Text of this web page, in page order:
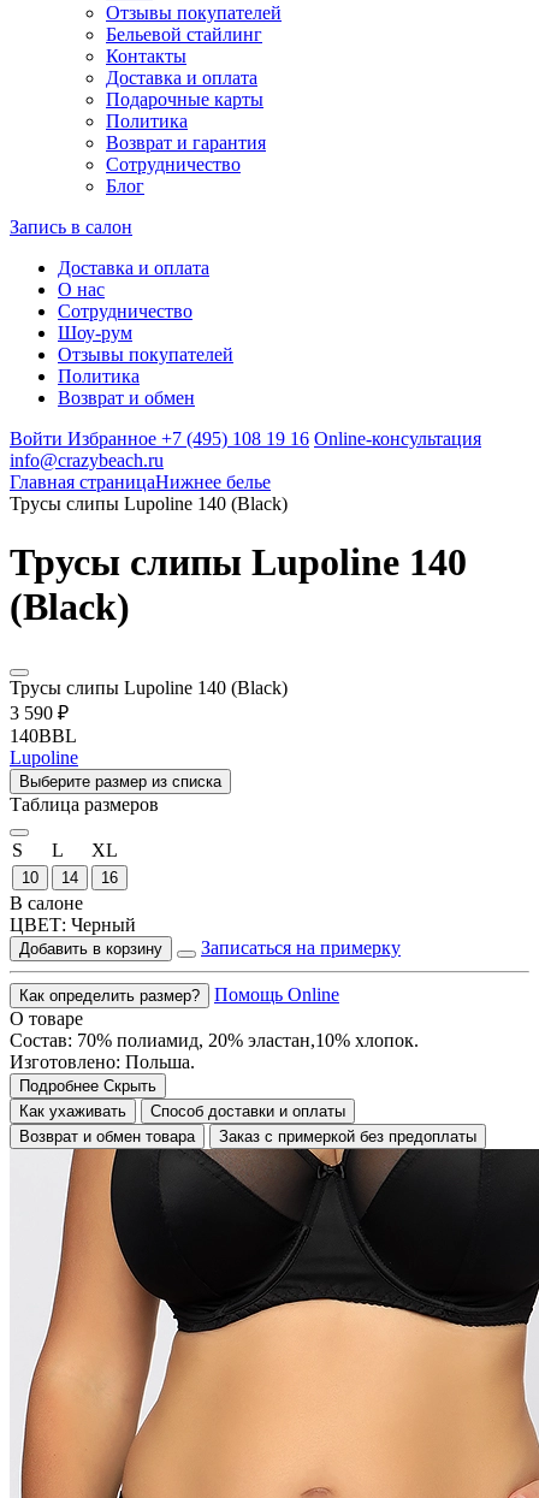
Отзывы покупателей
Бельевой стайлинг
Контакты
Доставка и оплата
Подарочные карты
Политика
Возврат и гарантия
Сотрудничество
Блог
Запись в салон
Доставка и оплата
О нас
Сотрудничество
Шоу-рум
Отзывы покупателей
Политика
Возврат и обмен
Войти Избранное +7 (495) 108 19 16 Online-консультация
info@crazybeach.ru
Главная страницаНижнее белье
Трусы слипы Lupoline 140 (Black)
Трусы слипы Lupoline 140
(Black)
Трусы слипы Lupoline 140 (Black)
3 590 ₽
140BBL
Lupoline
Выберите размер из списка
Таблица размеров
S L XL
10 14 16
В салоне
ЦВЕТ: Черный
Добавить в корзину Записаться на примерку
Как определить размер?
Помощь Online
О товаре
Состав: 70% полиамид, 20% эластан,10% хлопок.
Изготовлено: Польша.
Подробнее Скрыть
Как ухаживать
Способ доставки и оплаты
Возврат и обмен товара
Заказ с примеркой без предоплаты